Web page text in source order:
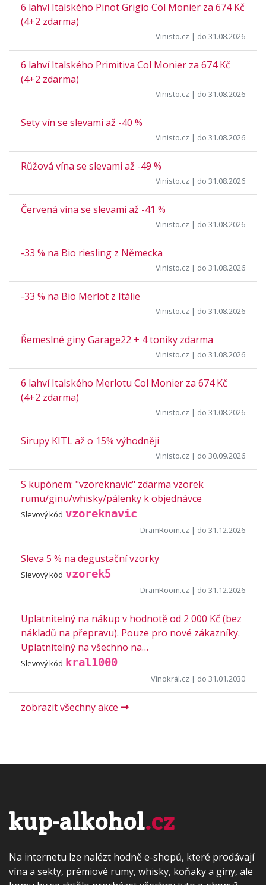
6 lahví Italského Pinot Grigio Col Monier za 674 Kč
(4+2 zdarma)
Vinisto.cz | do 31.08.2026
6 lahví Italského Primitiva Col Monier za 674 Kč
(4+2 zdarma)
Vinisto.cz | do 31.08.2026
Sety vín se slevami až -40 %
Vinisto.cz | do 31.08.2026
Růžová vína se slevami až -49 %
Vinisto.cz | do 31.08.2026
Červená vína se slevami až -41 %
Vinisto.cz | do 31.08.2026
-33 % na Bio riesling z Německa
Vinisto.cz | do 31.08.2026
-33 % na Bio Merlot z Itálie
Vinisto.cz | do 31.08.2026
Řemeslné giny Garage22 + 4 toniky zdarma
Vinisto.cz | do 31.08.2026
6 lahví Italského Merlotu Col Monier za 674 Kč
(4+2 zdarma)
Vinisto.cz | do 31.08.2026
Sirupy KITL až o 15% výhodněji
Vinisto.cz | do 30.09.2026
S kupónem: "vzoreknavic" zdarma vzorek
rumu/ginu/whisky/pálenky k objednávce
Slevový kód vzoreknavic
DramRoom.cz | do 31.12.2026
Sleva 5 % na degustační vzorky
Slevový kód vzorek5
DramRoom.cz | do 31.12.2026
Uplatnitelný na nákup v hodnotě od 2 000 Kč (bez
nákladů na přepravu). Pouze pro nové zákazníky.
Uplatnitelný na všechno na…
Slevový kód kral1000
Vínokrál.cz | do 31.01.2030
zobrazit všechny akce
kup-alkohol.cz
Na internetu lze nalézt hodně e-shopů, které prodávají
vína a sekty, prémiové rumy, whisky, koňaky a giny, ale